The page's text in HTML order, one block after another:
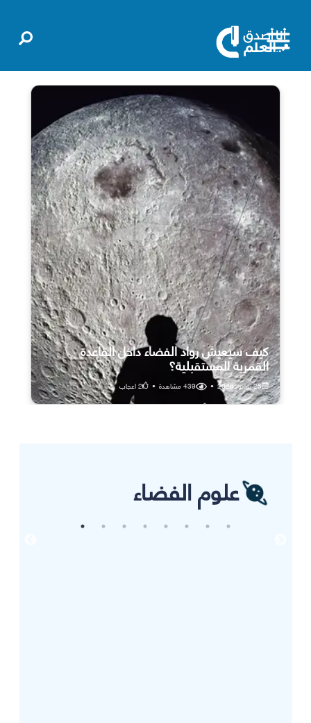
كيف سيعيش رواد الفضاء داخل القاعدة
القمرية المستقبلية؟
25 يوليو، 2026 •
439مشاهدة •
2اعجاب
علوم الفضاء